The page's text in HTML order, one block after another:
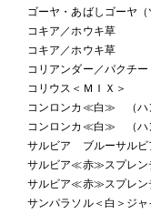
ゴーヤ・あばしゴーヤ
コキア／ホウキ草
コキア／ホウキ草
コリアンダー／
コリウス＜ＭＩＸ＞
コンロンカ≪白≫ （ハ
コンロンカ≪白≫ （ハ
サルビア ブルーサルビ
サルビア≪赤≫スプレン
サルビア≪赤≫スプレン
サンパラソル＜白＞ジ